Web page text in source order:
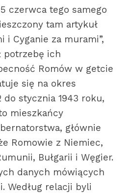
czerwca tego samego
tam artykuł
i Cyganie za murami”,
potrzebę ich
Romów w getcie
się na okres
do stycznia 1943 roku,
mieszkańcy
głównie
Romowie z Niemiec,
Bułgarii i Węgier.
danych mówiących
Według relacji byli